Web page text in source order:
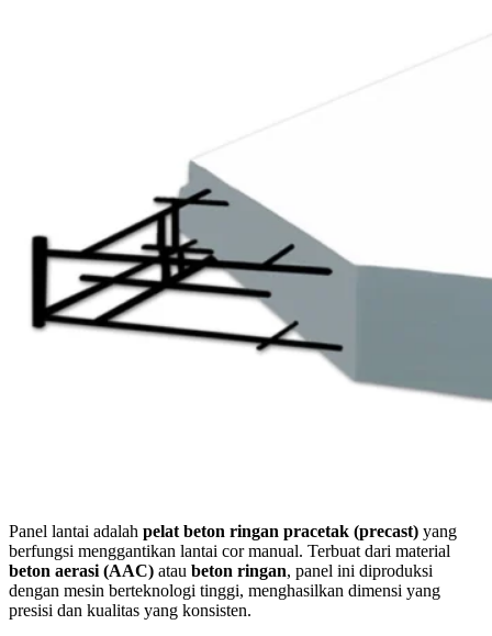
Panel lantai adalah pelat beton ringan pracetak (precast) yang
berfungsi menggantikan lantai cor manual. Terbuat dari material
beton aerasi (AAC) atau beton ringan, panel ini diproduksi
dengan mesin berteknologi tinggi, menghasilkan dimensi yang
presisi dan kualitas yang konsisten.